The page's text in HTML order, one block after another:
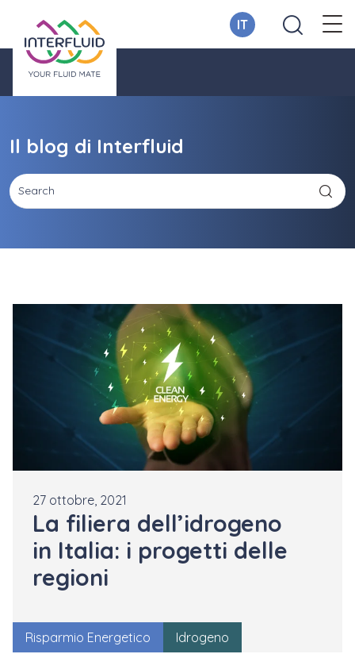
IT
Il blog di Interfluid
27 ottobre, 2021
La filiera dell’idrogeno
in Italia: i progetti delle
regioni
Risparmio Energetico Idrogeno